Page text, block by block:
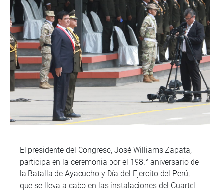
El presidente del Congreso, José Williams Zapata,
participa en la ceremonia por el 198.° aniversario de
la Batalla de Ayacucho y Día del Ejercito del Perú,
que se lleva a cabo en las instalaciones del Cuartel